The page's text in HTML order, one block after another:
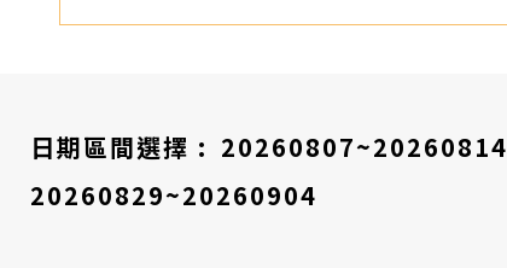
日期區間選擇 : 20260807~20260814
20260829~20260904